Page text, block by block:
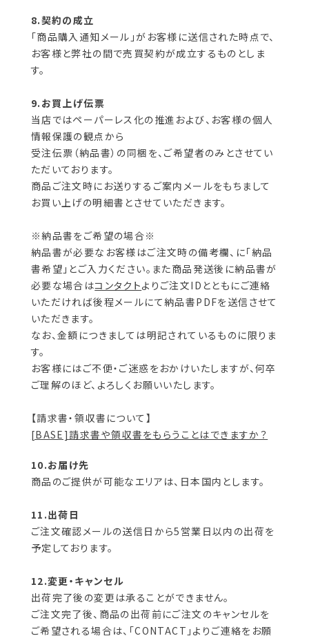
8.契約の成立
「商品購入通知メール」がお客様に送信された時点で、
お客様と弊社の間で売買契約が成立するものとしま
す。
9.お買上げ伝票
当店ではペーパーレス化の推進および、お客様の個人
情報保護の観点から
受注伝票（納品書）の同梱を、ご希望者のみとさせてい
ただいております。
商品ご注文時にお送りするご案内メールをもちまして
お買い上げの明細書とさせていただきます。
※納品書をご希望の場合※
納品書が必要なお客様はご注文時の備考欄、に「納品
書希望」とご入力ください。また商品発送後に納品書が
必要な場合はコンタクトよりご注文IDとともにご連絡
いただければ後程メールにて納品書PDFを送信させて
いただきます。
なお、金額につきましては明記されているものに限りま
す。
お客様にはご不便・ご迷惑をおかけいたしますが、何卒
ご理解のほど、よろしくお願いいたします。
[BASE]請求書や領収書をもらうことはできますか？
10.お届け先
商品のご提供が可能なエリアは、日本国内とします。
11.出荷日
ご注文確認メールの送信日から5営業日以内の出荷を
予定しております。
12.変更・キャンセル
出荷完了後の変更は承ることができません。
ご注文完了後、商品の出荷前にご注文のキャンセルを
ご希望される場合は、「CONTACT」よりご連絡をお願